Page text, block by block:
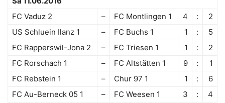
FC Vaduz 2
– FC Montlingen 1 4 :
2
US Schluein Ilanz 1
– FC Buchs 1 1 :
5
FC Rapperswil-Jona 2
– FC Triesen 1 1 :
2
FC Rorschach 1
– FC Altstätten 1 9 :
1
FC Rebstein 1
– Chur 97 1 1 :
6
FC Au-Berneck 05 1
– FC Weesen 1 3 : 4